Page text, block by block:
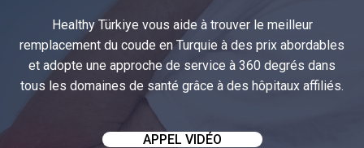
Healthy Türkiye vous aide à trouver le meilleur
remplacement du coude en Turquie à des prix abordables
et adopte une approche de service à 360 degrés dans
tous les domaines de santé grâce à des hôpitaux affiliés.
APPEL VIDÉO